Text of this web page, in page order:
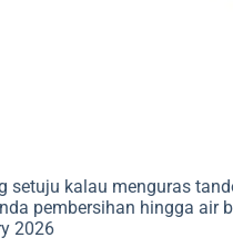
kalau menguras
pembersihan hingga air
2026